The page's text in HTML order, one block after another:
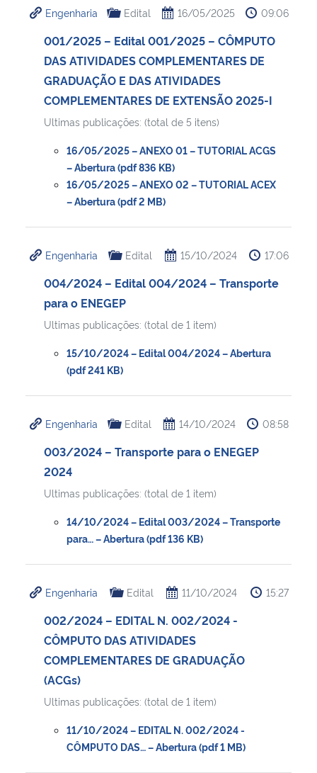
Engenharia Edital 16/05/2025 09:06
001/2025 – Edital 001/2025 – CÔMPUTO
DAS ATIVIDADES COMPLEMENTARES DE
GRADUAÇÃO E DAS ATIVIDADES
COMPLEMENTARES DE EXTENSÃO 2025-I
Ultimas publicações: (total de 5 itens)
16/05/2025 – ANEXO 01 – TUTORIAL ACGS
– Abertura (pdf 836 KB)
16/05/2025 – ANEXO 02 – TUTORIAL ACEX
– Abertura (pdf 2 MB)
Engenharia Edital 15/10/2024 17:06
004/2024 – Edital 004/2024 – Transporte
para o ENEGEP
Ultimas publicações: (total de 1 item)
15/10/2024 – Edital 004/2024 – Abertura
(pdf 241 KB)
Engenharia Edital 14/10/2024 08:58
003/2024 – Transporte para o ENEGEP
2024
Ultimas publicações: (total de 1 item)
14/10/2024 – Edital 003/2024 – Transporte
para… – Abertura (pdf 136 KB)
Engenharia Edital 11/10/2024 15:27
002/2024 – EDITAL N. 002/2024 -
CÔMPUTO DAS ATIVIDADES
COMPLEMENTARES DE GRADUAÇÃO
(ACGs)
Ultimas publicações: (total de 1 item)
11/10/2024 – EDITAL N. 002/2024 -
CÔMPUTO DAS… – Abertura (pdf 1 MB)